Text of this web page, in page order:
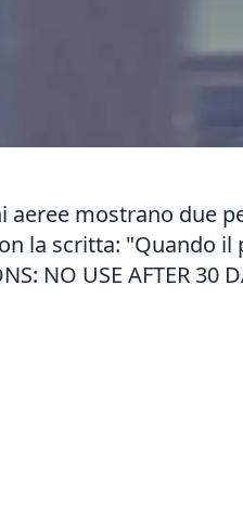
aeree mostrano due
la scritta: "Quando
NO USE AFTER 30